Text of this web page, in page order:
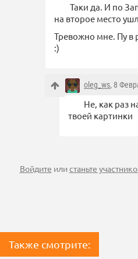
Таки да. И по
на второе место
Тревожно мне. Пу в
:)
oleg_ws, 8
Не, как раз
твоей картинки
Войдите илистаньте
Также смотрите: